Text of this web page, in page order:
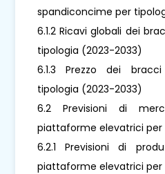
spandiconcime per
6.1.2 Ricavi globali dei
tipologia (2023-2033)
6.1.3 Prezzo dei
tipologia (2023-2033)
6.2 Previsioni di
piattaforme elevatrici per
6.2.1 Previsioni di
piattaforme elevatrici per